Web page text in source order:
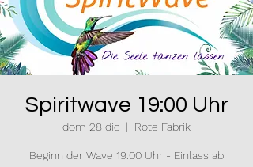
Spiritwave 19:00 Uhr
dom 28 dic
  |
Rote Fabrik
Beginn der Wave 19.00 Uhr - Einlass ab